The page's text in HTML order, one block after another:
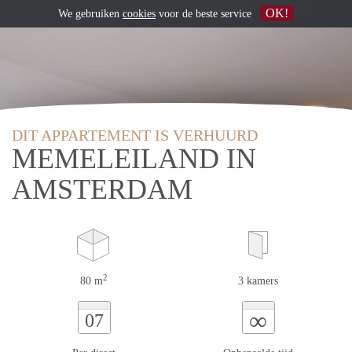
DIT APPARTEMENT IS VERHUURD
MEMELEILAND IN
AMSTERDAM
80 m2 3 kamers
07 ∞
We gebruiken cookies voor de beste service OK!